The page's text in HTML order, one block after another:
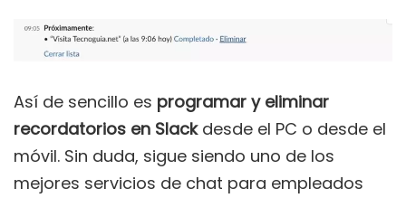
Así de sencillo es programar y eliminar
recordatorios en Slack desde el PC o desde el
móvil. Sin duda, sigue siendo uno de los
mejores servicios de chat para empleados